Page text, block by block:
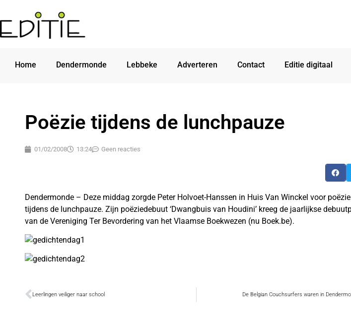
Home Dendermonde Lebbeke Adverteren Contact Editie digitaal
Poëzie tijdens de lunchpauze
01/02/2008 13:24 Geen reacties
Dendermonde – Deze middag zorgde Peter Holvoet-Hanssen in Huis Van Winckel voor poëzie
tijdens de lunchpauze. Zijn poëziedebuut ‘Dwangbuis van Houdini’ kreeg de jaarlijkse
van de Vereniging Ter Bevordering van het Vlaamse Boekwezen (nu Boek.be).
Leerlingen veiliger naar school De Belgian Couchsurfers waren in